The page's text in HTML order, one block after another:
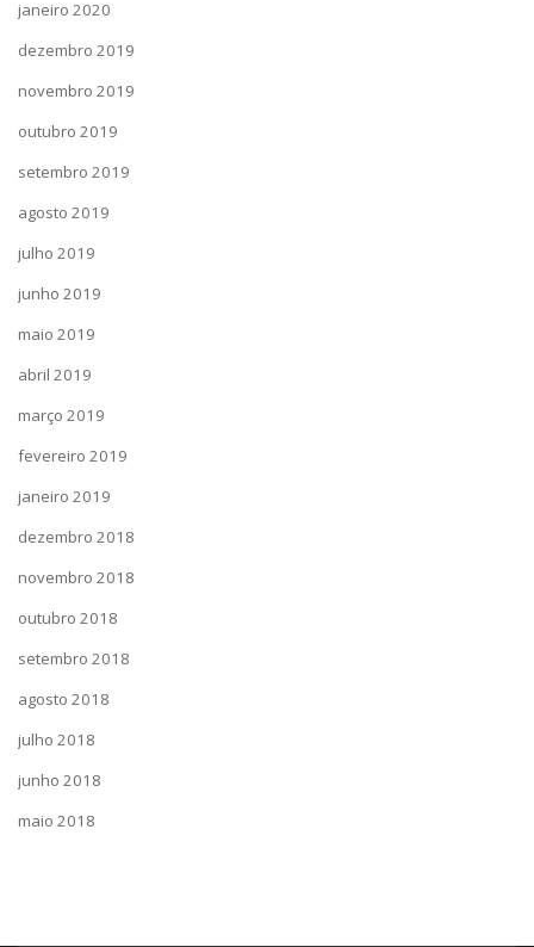
janeiro 2020
dezembro 2019
novembro 2019
outubro 2019
setembro 2019
agosto 2019
julho 2019
junho 2019
maio 2019
abril 2019
março 2019
fevereiro 2019
janeiro 2019
dezembro 2018
novembro 2018
outubro 2018
setembro 2018
agosto 2018
julho 2018
junho 2018
maio 2018